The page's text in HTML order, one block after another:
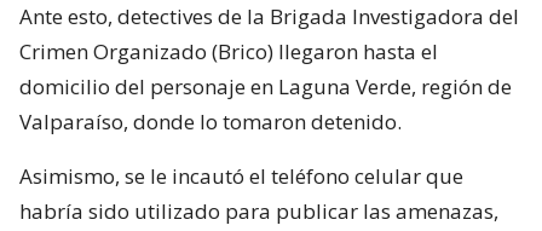
Ante esto, detectives de la Brigada Investigadora del
Crimen Organizado (Brico) llegaron hasta el
domicilio del personaje en Laguna Verde, región de
Valparaíso, donde lo tomaron detenido.
Asimismo, se le incautó el teléfono celular que
habría sido utilizado para publicar las amenazas,